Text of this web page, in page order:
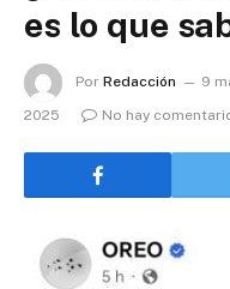
es lo que
Por Redacción 9
2025
No hay